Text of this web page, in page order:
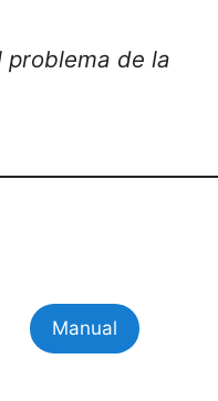
problema de la
Manual